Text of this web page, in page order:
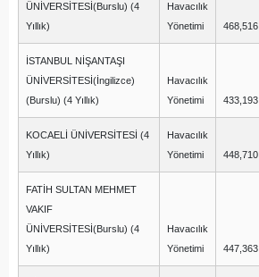
ÜNİVERSİTESİ(Burslu) (4
Yıllık)
Havacılık
Yönetimi
468,516
İSTANBUL NİŞANTAŞI
ÜNİVERSİTESİ(İngilizce)
(Burslu) (4 Yıllık)
Havacılık
Yönetimi
433,193
KOCAELİ ÜNİVERSİTESİ (4
Yıllık)
Havacılık
Yönetimi
448,710
FATİH SULTAN MEHMET
VAKIF
ÜNİVERSİTESİ(Burslu) (4
Yıllık)
Havacılık
Yönetimi
447,363